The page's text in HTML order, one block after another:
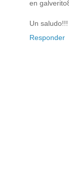
en
Un saludo!!!
Responder